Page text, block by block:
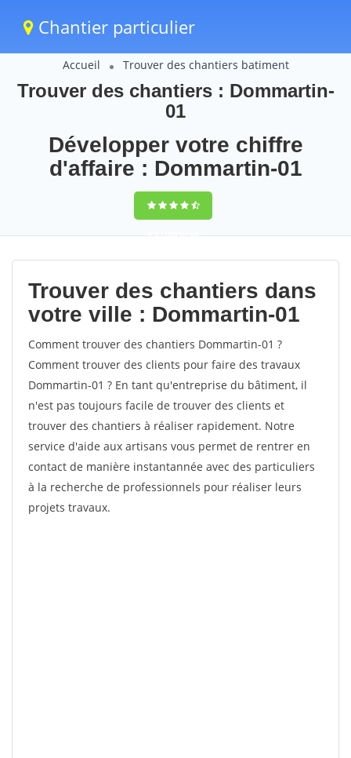
Chantier particulier
Accueil Trouver des chantiers batiment
Trouver des chantiers : Dommartin-
01
Développer votre chiffre
d'affaire : Dommartin-01
9,5(100%)66
votes
Trouver des chantiers dans
votre ville : Dommartin-01
Comment trouver des chantiers Dommartin-01 ?
Comment trouver des clients pour faire des travaux
Dommartin-01 ? En tant qu'entreprise du bâtiment, il
n'est pas toujours facile de trouver des clients et
trouver des chantiers à réaliser rapidement. Notre
service d'aide aux artisans vous permet de rentrer en
contact de manière instantannée avec des particuliers
à la recherche de professionnels pour réaliser leurs
projets travaux.